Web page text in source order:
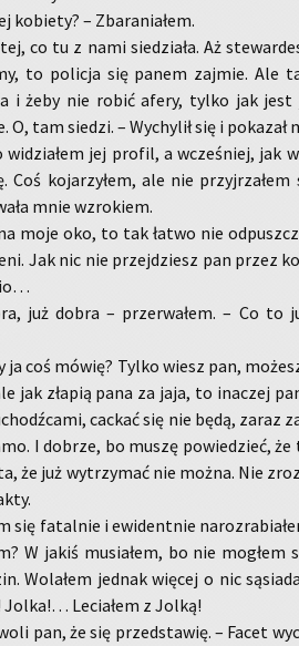
ko­bie­ty? – Zba­ra­nia­łem.
co tu z nami sie­dzia­ła. Aż
to po­li­cja się panem zaj­mie. Ale
i żeby nie robić afery, tylko jak
O, tam sie­dzi. – Wy­chy­lił się i
wi­dzia­łem jej pro­fil, a wcze­śniej, jak
Coś ko­ja­rzy­łem, ale nie
mnie wzro­kiem.
moje oko, to tak łatwo nie
Jak nic nie przej­dziesz pan przez
już dobra – prze­rwa­łem. – Co to
ja coś mówię? Tylko wiesz pan,
jak zła­pią pana za jaja, to ina­czej
cac­kać się nie będą, zaraz
I do­brze, bo muszę po­wie­dzieć,
że już wy­trzy­mać nie można. Nie
się fa­tal­nie i ewi­dent­nie
W jakiś mu­sia­łem, bo nie
Wo­la­łem jed­nak wię­cej o nic
Jolka!… Le­cia­łem z Jolką!
pan, że się przed­sta­wię. – Facet